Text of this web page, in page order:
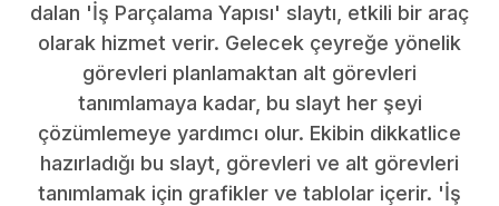
dalan 'İş Parçalama Yapısı' slaytı, etkili bir araç
olarak hizmet verir. Gelecek çeyreğe yönelik
görevleri planlamaktan alt görevleri
tanımlamaya kadar, bu slayt her şeyi
çözümlemeye yardımcı olur. Ekibin dikkatlice
hazırladığı bu slayt, görevleri ve alt görevleri
tanımlamak için grafikler ve tablolar içerir. 'İş